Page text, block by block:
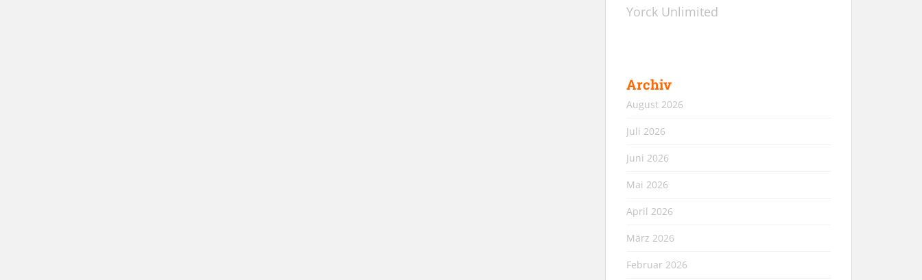
Yorck Unlimited
Archiv
August 2026
Juli 2026
Juni 2026
Mai 2026
April 2026
März 2026
Februar 2026